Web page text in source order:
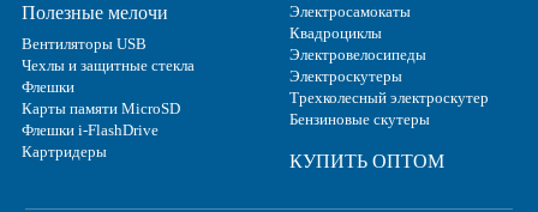
Полезные мелочи
Вентиляторы USB
Чехлы и защитные стекла
Флешки
Карты памяти MicroSD
Флешки i-FlashDrive
Картридеры
Электросамокаты
Квадроциклы
Электровелосипеды
Электроскутеры
Трехколесный электроскутер
Бензиновые скутеры
КУПИТЬ ОПТОМ